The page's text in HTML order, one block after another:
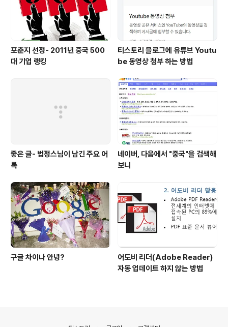
포춘지 선정- 2011년 중국 500
대 기업 랭킹
티스토리 블로그에 유튜브 Youtu
be 동영상 첨부 하는 방법
좋은 글- 법정스님이 남긴 주요 어
록
네이버, 다음에서 "중국"을 검색해
보니
구글 차이나 안녕?
어도비 리더(Adobe Reader)
자동 업데이트 하지 않는 방법